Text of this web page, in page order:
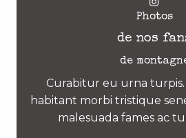
Photos
de nos
de
Curabitur eu urna
habitant morbi tristique
malesuada fames ac